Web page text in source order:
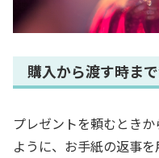
購入から渡す時ま
プレゼントを頼むとき
ように、お手紙の返事